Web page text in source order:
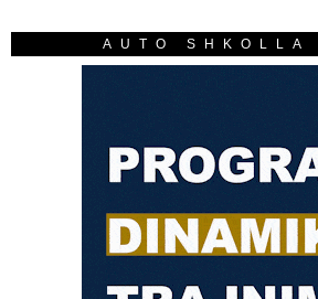
AUTO SHKOLLA